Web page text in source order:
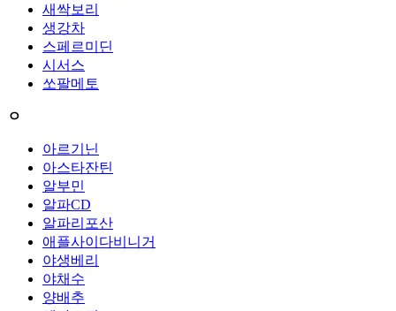
새싹보리
생강차
스페르미딘
시서스
쏘팔메토
ㅇ
아르기닌
아스타잔틴
알부민
알파CD
알파리포산
애플사이다비니거
야생베리
야채수
양배추